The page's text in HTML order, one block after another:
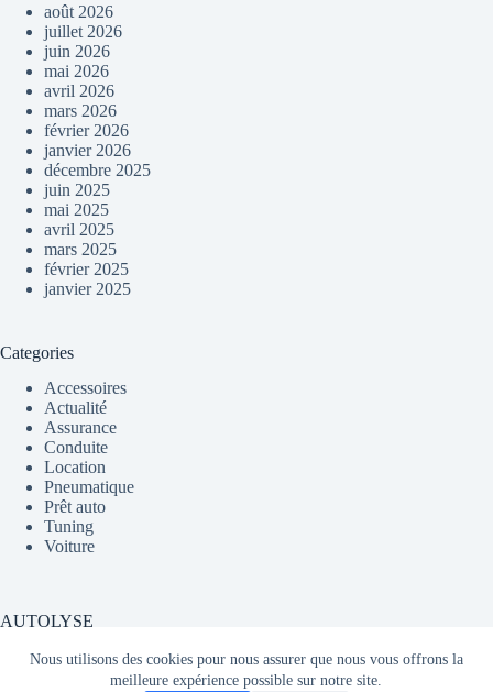
Nous utilisons des cookies pour nous assurer que nous vous offrons la
meilleure expérience possible sur notre site.
août 2026
juillet 2026
juin 2026
mai 2026
avril 2026
mars 2026
février 2026
janvier 2026
décembre 2025
juin 2025
mai 2025
avril 2025
mars 2025
février 2025
janvier 2025
Categories
Accessoires
Actualité
Assurance
Conduite
Location
Pneumatique
Prêt auto
Tuning
Voiture
AUTOLYSE